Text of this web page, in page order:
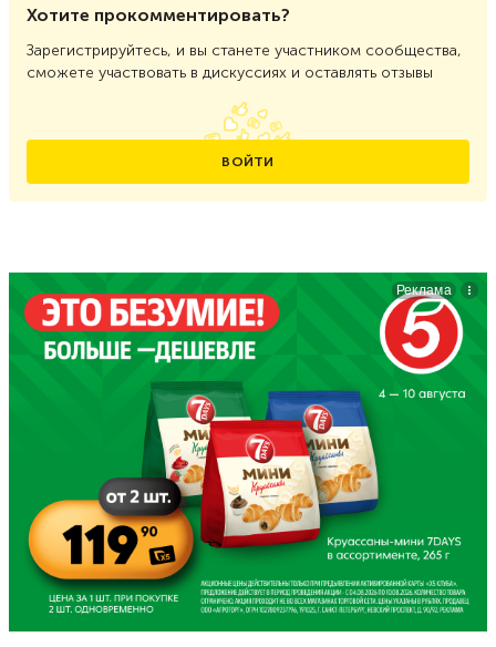
Хотите прокомментировать?
Зарегистрируйтесь, и вы станете участником сообщества,
сможете участвовать в дискуссиях и оставлять отзывы
ВОЙТИ